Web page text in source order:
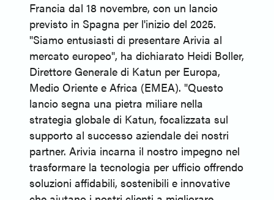
Francia dal 18 novembre, con un lancio
previsto in Spagna per l'inizio del 2025.
"Siamo entusiasti di presentare Arivia al
mercato europeo", ha dichiarato Heidi Boller,
Direttore Generale di Katun per Europa,
Medio Oriente e Africa (EMEA). "Questo
lancio segna una pietra miliare nella
strategia globale di Katun, focalizzata sul
supporto al successo aziendale dei nostri
partner. Arivia incarna il nostro impegno nel
trasformare la tecnologia per ufficio offrendo
soluzioni affidabili, sostenibili e innovative